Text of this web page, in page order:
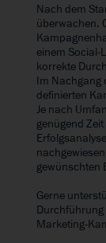
Nach dem
überwachen.
einem Social-
korrekte
Im Nachgang
definierten
Je nach
genügend
gewünschten
Gerne
Marketing-